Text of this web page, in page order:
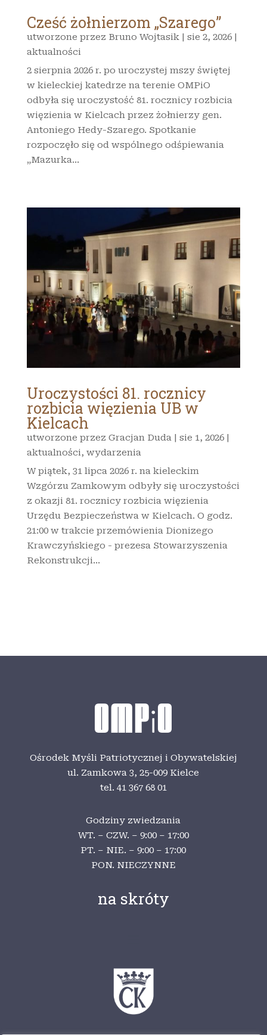
Cześć żołnierzom „Szarego”
utworzone przez Bruno Wojtasik| sie 2, 2026|
aktualności
2 sierpnia 2026 r. po uroczystej mszy świętej
w kieleckiej katedrze na terenie OMPiO
odbyła się uroczystość 81. rocznicy rozbicia
więzienia w Kielcach przez żołnierzy gen.
Antoniego Hedy-Szarego. Spotkanie
rozpoczęło się od wspólnego odśpiewania
„Mazurka...
Uroczystości 81. rocznicy
rozbicia więzienia UB w
Kielcach
utworzone przez Gracjan Duda | sie 1, 2026|
aktualności, wydarzenia
W piątek, 31 lipca 2026 r. na kieleckim
Wzgórzu Zamkowym odbyły się uroczystości
z okazji 81. rocznicy rozbicia więzienia
Urzędu Bezpieczeństwa w Kielcach. O godz.
21:00 w trakcie przemówienia Dionizego
Krawczyńskiego - prezesa Stowarzyszenia
Rekonstrukcji...
Ośrodek Myśli Patriotycznej i Obywatelskiej
ul. Zamkowa 3,25-009 Kielce
tel. 41 367 68 01
Godziny zwiedzania
WT. – CZW. – 9:00 – 17:00
PT. – NIE. – 9:00 – 17:00
PON. NIECZYNNE
na skróty